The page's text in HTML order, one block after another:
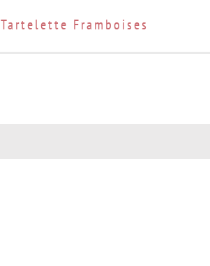
Tartelette Framboises